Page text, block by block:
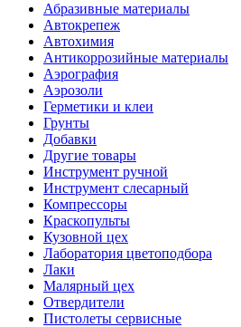
Абразивные материалы
Автокрепеж
Автохимия
Антикоррозийные материалы
Аэрография
Аэрозоли
Герметики и клеи
Грунты
Добавки
Другие товары
Инструмент ручной
Инструмент слесарный
Компрессоры
Краскопульты
Кузовной цех
Лаборатория цветоподбора
Лаки
Малярный цех
Отвердители
Пистолеты сервисные